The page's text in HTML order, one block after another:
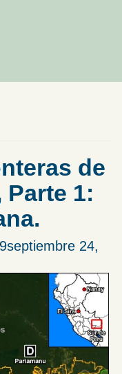
de
Parte 1:
septiembre 24,